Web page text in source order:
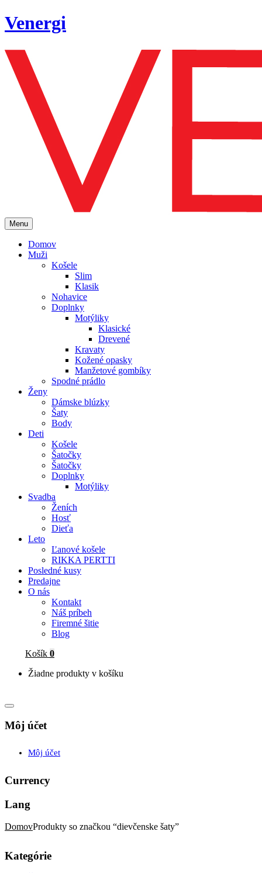
Venergi
Menu
Domov
Muži
Košele
Slim
Klasik
Nohavice
Doplnky
Motýliky
Klasické
Drevené
Kravaty
Kožené opasky
Manžetové gombíky
Spodné prádlo
Ženy
Dámske blúzky
Šaty
Body
Deti
Košele
Šatočky
Šatočky
Doplnky
Motýliky
Svadba
Ženích
Hosť
Dieťa
Leto
Ľanové košele
RIKKA PERTTI
Posledné kusy
Predajne
O nás
Kontakt
Náš príbeh
Firemné šitie
Blog
Košík 0
Žiadne produkty v košíku
Môj účet
Môj účet
Currency
Lang
DomovProdukty so značkou “dievčenske šaty”
Kategórie